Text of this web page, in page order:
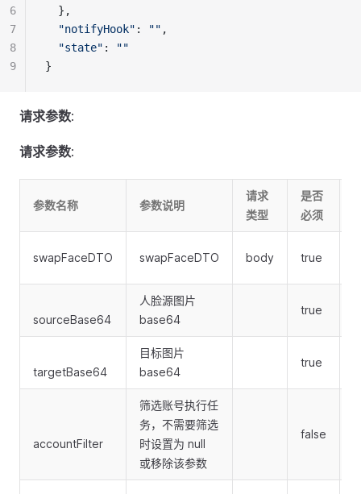
  },
"notifyHook" : "" ,
"state" :
""
}
6
7
8
9
请求参数:
请求参数:
参数名称 参数说明
请求
类型
是否
必须
swapFaceDTO swapFaceDTO body true
sourceBase64
人脸源图片
base64
true
targetBase64
目标图片
base64
true
accountFilter
筛选账号执行任
务，不需要筛选
时设置为 null
或移除该参数
false